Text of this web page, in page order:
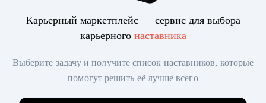
Карьерный маркетплейс — сервис для выбора
карьерного наставника
Выберите задачу и получите список наставников, которые
помогут решить её лучше всего